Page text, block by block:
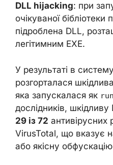
DLL hijacking: при
очікуваної
підроблена DLL,
легітимним EXE.
У результаті в
розгорталася
яка запускалася як
дослідників,
29 із 72 антивірусних
VirusTotal, що вказує
або якісну